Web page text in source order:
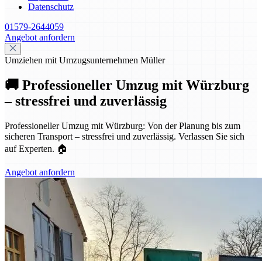
Datenschutz
01579-2644059
Angebot anfordern
Umziehen mit Umzugsunternehmen Müller
🚚 Professioneller Umzug mit Würzburg
– stressfrei und zuverlässig
Professioneller Umzug mit Würzburg: Von der Planung bis zum
sicheren Transport – stressfrei und zuverlässig. Verlassen Sie sich
auf Experten. 🏠
Angebot anfordern